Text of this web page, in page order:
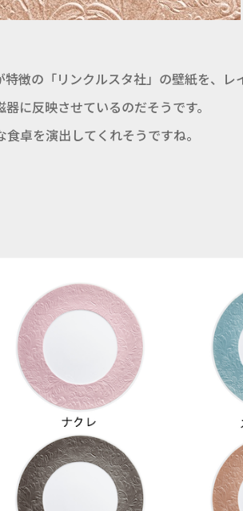
徴の「リンクルスタ社」の壁紙を、レ
に反映させているのだそうです。
卓を演出してくれそうですね。